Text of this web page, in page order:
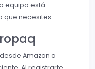
equipo está
que necesites.
Amazon a